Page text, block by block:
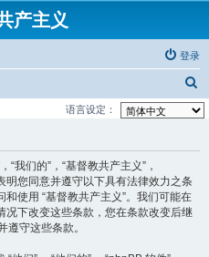
产主义
登录
索
语言设定：
“我们的”，“基督教共产主义”，
明您同意并遵守以下具有法律效力之条
使用 “基督教共产主义”。我们可能在
况下改变这些条款，您在条款改变后继
遵守这些条款。